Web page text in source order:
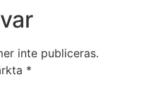
inte publiceras.
*